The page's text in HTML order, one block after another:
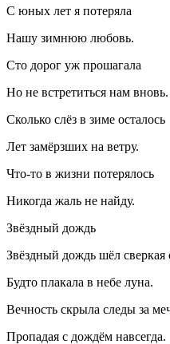
С юных лет я потеряла
Нашу зимнюю любовь.
Сто дорог уж прошагала
Но не встретиться нам вновь.
Сколько слёз в зиме осталось
Лет замёрзших на ветру.
Что-то в жизни потерялось
Никогда жаль не найду.
Звёздный дождь
Звёздный дождь шёл сверкая
Будто плакала в небе луна.
Вечность скрыла следы за
Пропадая с дождём навсегда.